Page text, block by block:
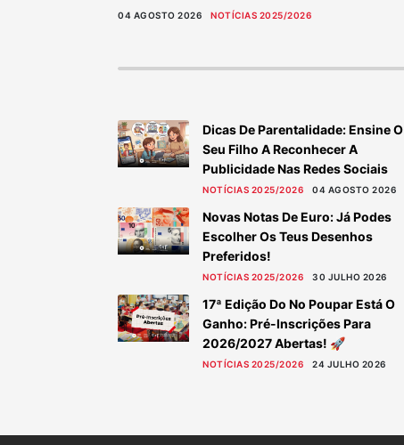
04 AGOSTO 2026 NOTÍCIAS 2025/2026
Dicas De Parentalidade: Ensine O
Seu Filho A Reconhecer A
Publicidade Nas Redes Sociais
NOTÍCIAS 2025/2026 04 AGOSTO 2026
Novas Notas De Euro: Já Podes
Escolher Os Teus Desenhos
Preferidos!
NOTÍCIAS 2025/2026 30 JULHO 2026
17ª Edição Do No Poupar Está O
Ganho: Pré-Inscrições Para
2026/2027 Abertas! 🚀
NOTÍCIAS 2025/2026 24 JULHO 2026